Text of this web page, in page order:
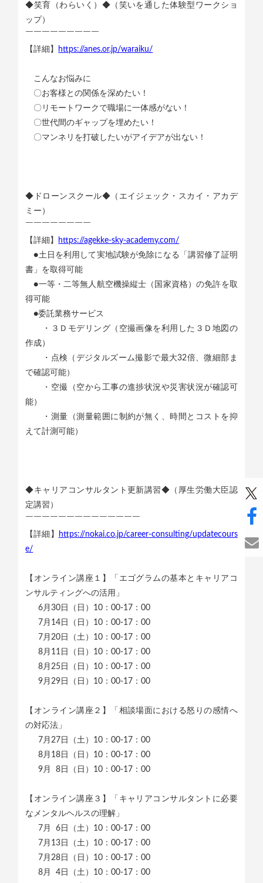
◆笑育（わらいく）◆（笑いを通した体験型ワークショ
ップ）
￣￣￣￣￣￣￣￣￣
【詳細】
https://anes.or.jp/waraiku/
こんなお悩みに
〇お客様との関係を深めたい！
〇リモートワークで職場に一体感がない！
〇世代間のギャップを埋めたい！
〇マンネリを打破したいがアイデアが出ない！
◆ドローンスクール◆（エイジェック・スカイ・アカデ
ミー）
￣￣￣￣￣￣￣￣
【詳細】
https://agekke-sky-academy.com/
●土日を利用して実地試験が免除になる「講習修了証明
書」を取得可能
●一等・二等無人航空機操縦士（国家資格）の免許を取
得可能
●委託業務サービス
・３Ｄモデリング（空撮画像を利用した３Ｄ地図の
作成）
・点検（デジタルズーム撮影で最大32倍、微細部ま
で確認可能）
・空撮（空から工事の進捗状況や災害状況が確認可
能）
・測量（測量範囲に制約が無く、時間とコストを抑
えて計測可能）
◆キャリアコンサルタント更新講習◆（厚生労働大臣認
定講習）
￣￣￣￣￣￣￣￣￣￣￣￣￣￣
【詳細】
https://nokai.co.jp/career-consulting/updatecours
e/
【オンライン講座１】「エゴグラムの基本とキャリアコ
ンサルティングへの活用」
6月30日（日）10：00-17：00
7月14日（日）10：00-17：00
7月20日（土）10：00-17：00
8月11日（日）10：00-17：00
8月25日（日）10：00-17：00
9月29日（日）10：00-17：00
【オンライン講座２】「相談場面における怒りの感情へ
の対応法」
7月27日（土）10：00-17：00
8月18日（日）10：00-17：00
9月 8日（日）10：00-17：00
【オンライン講座３】「キャリアコンサルタントに必要
なメンタルヘルスの理解」
7月 6日（土）10：00-17：00
7月13日（土）10：00-17：00
7月28日（日）10：00-17：00
8月 4日（土）10：00-17：00